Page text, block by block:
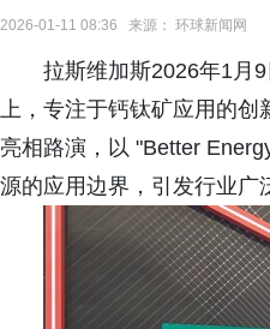
2026-01-11 08:36 来源： 环球新闻网
拉斯维加斯2026年1月
上，专注于钙钛矿应用的创
亮相路演，以 "Better
源的应用边界，引发行业广